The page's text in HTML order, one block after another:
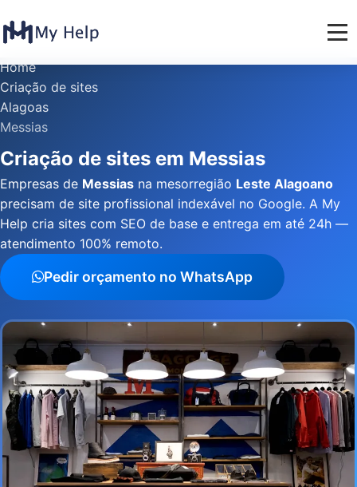
Home
Criação de sites
Alagoas
Messias
Criação de sites em Messias
Empresas de Messias na mesorregião Leste Alagoano
precisam de site profissional indexável no Google. A My
Help cria sites com SEO de base e entrega em até 24h —
atendimento 100% remoto.
Pedir orçamento no WhatsApp